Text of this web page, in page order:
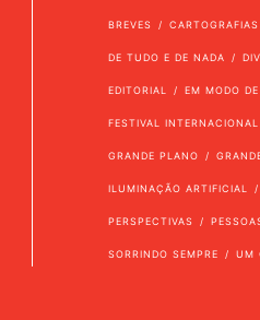
BREVES CARTOGRAFIAS
DE TUDO E DE NADA
EDITORIAL EM MODO
FESTIVAL
GRANDE PLANO
ILUMINAÇÃO ARTIFICIAL
PERSPECTIVAS
SORRINDO SEMPRE UM